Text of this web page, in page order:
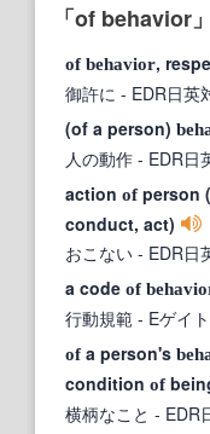
「of behavior
of behavior,
御許に - EDR日英
(of a person)
人の動作 - EDR日
action ofperson
conduct, act)
おこない - EDR日
a code of
行動規範 - Eゲイ
ofa person's
condition of
横柄なこと - EDR